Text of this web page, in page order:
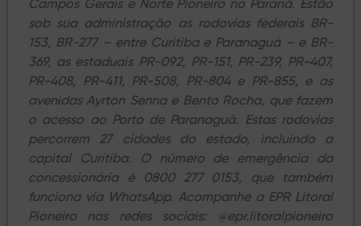
Campos Gerais e Norte Pioneiro no Paraná. Estão
sob sua administração as rodovias federais BR-
153, BR-277 – entre Curitiba e Paranaguá – e BR-
369, as estaduais PR-092, PR-151, PR-239, PR-407,
PR-408, PR-411, PR-508, PR-804 e PR-855, e as
avenidas Ayrton Senna e Bento Rocha, que fazem
o acesso ao Porto de Paranaguá. Estas rodovias
percorrem 27 cidades do estado, incluindo a
capital Curitiba. O número de emergência da
concessionária é 0800 277 0153, que também
funciona via WhatsApp. Acompanhe a EPR Litoral
Pioneiro nas redes sociais: @epr.litoralpioneiro